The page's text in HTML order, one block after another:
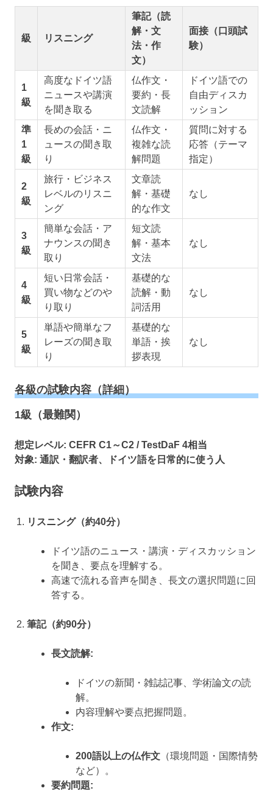
級 リスニング
筆記（読
解・文
法・作
文）
面接（口頭試
験）
1
級
高度なドイツ語
ニュースや講演
を聞き取る
仏作文・
要約・長
文読解
ドイツ語での
自由ディスカ
ッション
準
1
級
長めの会話・ニ
ュースの聞き取
り
仏作文・
複雑な読
解問題
質問に対する
応答（テーマ
指定）
2
級
旅行・ビジネス
レベルのリスニ
ング
文章読
解・基礎
的な作文
なし
3
級
簡単な会話・ア
ナウンスの聞き
取り
短文読
解・基本
文法
なし
4
級
短い日常会話・
買い物などのや
り取り
基礎的な
読解・動
詞活用
なし
5
級
単語や簡単なフ
レーズの聞き取
り
基礎的な
単語・挨
拶表現
なし
各級の試験内容（詳細）
1級（最難関）
想定レベル: CEFR C1～C2 / TestDaF 4相当
対象: 通訳・翻訳者、ドイツ語を日常的に使う人
試験内容
リスニング（約40分）
ドイツ語のニュース・講演・ディスカッション
を聞き、要点を理解する。
高速で流れる音声を聞き、長文の選択問題に回
答する。
筆記（約90分）
長文読解:
ドイツの新聞・雑誌記事、学術論文の読
解。
内容理解や要点把握問題。
作文:
200語以上の仏作文 （環境問題・国際情勢
など）。
要約問題: